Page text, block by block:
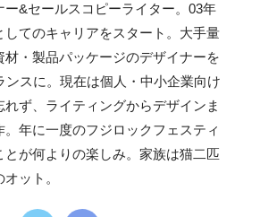
ー&セールスコピーライター。03年
してのキャリアをスタート。大手量
材・製品パッケージのデザイナーを
ンスに。現在は個人・中小企業向け
れず、ライティングからデザインま
。年に一度のフジロックフェスティ
とが何よりの楽しみ。家族は猫二匹
ット。